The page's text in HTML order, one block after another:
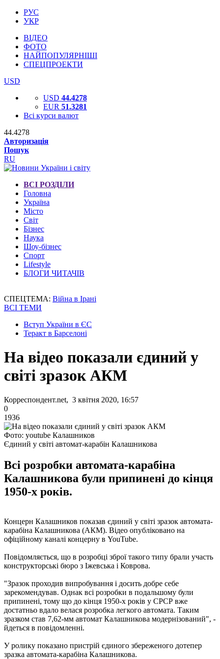
РУС
УКР
ВІДЕО
ФОТО
НАЙПОПУЛЯРНІШІ
СПЕЦПРОЕКТИ
USD
USD 44.4278
EUR 51.3281
Всі курси валют
44.4278
Авторизація
Пошук
RU
ВСІ РОЗДІЛИ
Головна
Україна
Місто
Світ
Бізнес
Наука
Шоу-бізнес
Спорт
Lifestyle
БЛОГИ ЧИТАЧІВ
СПЕЦТЕМА: Війна в Ірані
ВСІ ТЕМИ
Вступ України в ЄС
Теракт в Барселоні
На відео показали єдиний у
світі зразок АКМ
Корреспондент.net, 3 квітня 2020, 16:57
0
1936
Фото: youtube Калашников
Єдиний у світі автомат-карабін Калашникова
Всі розробки автомата-карабіна
Калашникова були припинені до кінця
1950-х років.
Концерн Калашников показав єдиний у світі зразок автомата-
карабіна Калашникова (АКМ). Відео опубліковано на
офіційному каналі концерну в YouTube.
Повідомляється, що в розробці зброї такого типу брали участь
конструкторські бюро з Іжевська і Коврова.
"Зразок проходив випробування і досить добре себе
зарекомендував. Однак всі розробки в подальшому були
припинені, тому що до кінця 1950-х років у СРСР вже
достатньо вдало велася розробка легкого автомата. Таким
зразком став 7,62-мм автомат Калашникова модернізований", -
йдеться в повідомленні.
У ролику показано пристрій єдиного збереженого дотепер
зразка автомата-карабіна Калашникова.